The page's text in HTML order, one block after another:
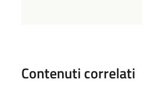
Contenuti correlati